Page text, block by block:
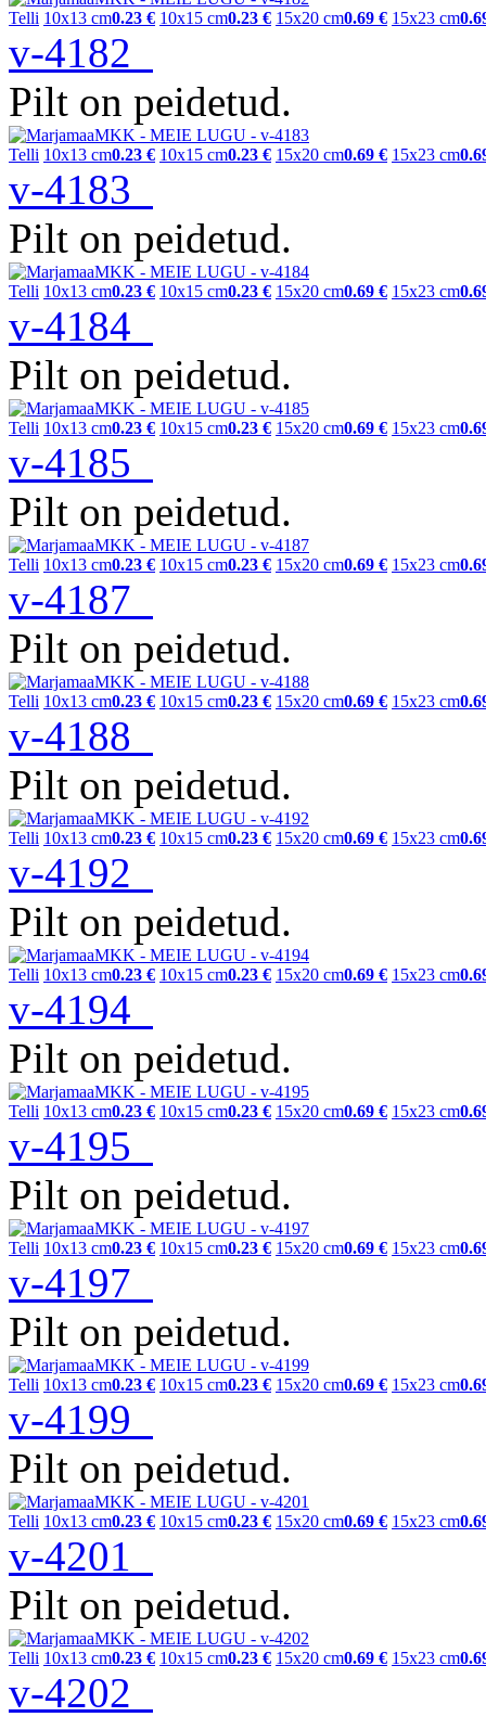
Telli 10x13 cm0.23 € 10x15 cm0.23 € 15x20 cm0.69 € 15x23 cm
v-4182
Pilt on peidetud.
Telli 10x13 cm0.23 € 10x15 cm0.23 € 15x20 cm0.69 € 15x23 cm
v-4183
Pilt on peidetud.
Telli 10x13 cm0.23 € 10x15 cm0.23 € 15x20 cm0.69 € 15x23 cm
v-4184
Pilt on peidetud.
Telli 10x13 cm0.23 € 10x15 cm0.23 € 15x20 cm0.69 € 15x23 cm
v-4185
Pilt on peidetud.
Telli 10x13 cm0.23 € 10x15 cm0.23 € 15x20 cm0.69 € 15x23 cm
v-4187
Pilt on peidetud.
Telli 10x13 cm0.23 € 10x15 cm0.23 € 15x20 cm0.69 € 15x23 cm
v-4188
Pilt on peidetud.
Telli 10x13 cm0.23 € 10x15 cm0.23 € 15x20 cm0.69 € 15x23 cm
v-4192
Pilt on peidetud.
Telli 10x13 cm0.23 € 10x15 cm0.23 € 15x20 cm0.69 € 15x23 cm
v-4194
Pilt on peidetud.
Telli 10x13 cm0.23 € 10x15 cm0.23 € 15x20 cm0.69 € 15x23 cm
v-4195
Pilt on peidetud.
Telli 10x13 cm0.23 € 10x15 cm0.23 € 15x20 cm0.69 € 15x23 cm
v-4197
Pilt on peidetud.
Telli 10x13 cm0.23 € 10x15 cm0.23 € 15x20 cm0.69 € 15x23 cm
v-4199
Pilt on peidetud.
Telli 10x13 cm0.23 € 10x15 cm0.23 € 15x20 cm0.69 € 15x23 cm
v-4201
Pilt on peidetud.
Telli 10x13 cm0.23 € 10x15 cm0.23 € 15x20 cm0.69 € 15x23 cm
v-4202